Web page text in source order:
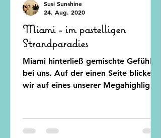
Miami - im pastelligen
Strandparadies
Miami hinterließ gemischte Gefühle
bei uns. Auf der einen Seite blicken
wir auf eines unserer Megahighlights
Susi Sunshine
24. Aug. 2020